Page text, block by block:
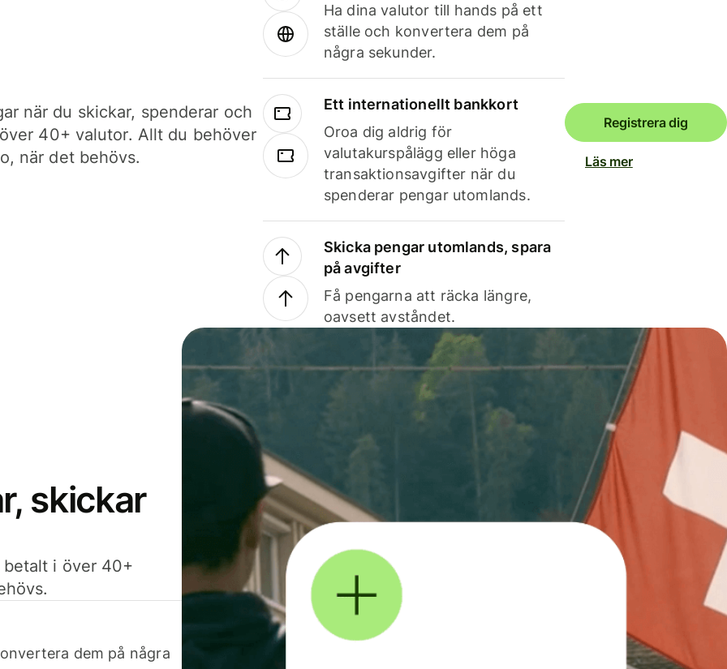
när du skickar, spenderar och
40+ valutor. Allt du behöver
när det behövs.
Ha dina valutor till hands på ett
ställe och konvertera dem på
några sekunder.
Ett internationellt bankkort
Oroa dig aldrig för
valutakurspålägg eller höga
transaktionsavgifter när du
spenderar pengar utomlands.
Skicka pengar utomlands, spara
på avgifter
Få pengarna att räcka längre,
oavsett avståndet.
Registrera dig
Läs mer
skickar
betalt i över 40+
dem på några